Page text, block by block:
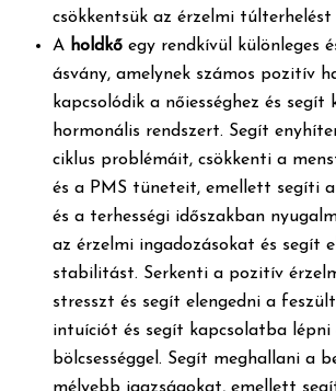
csökkentsük az érzelmi túlterhelést
A holdkő egy rendkívül különleges
ásvány, amelynek számos pozitív
kapcsolódik a nőiességhez és segít
hormonális rendszert. Segít
ciklus problémáit, csökkenti a
és a PMS tüneteit, emellett segíti
és a terhességi időszakban
az érzelmi ingadozásokat és segít
stabilitást. Serkenti a pozitív
stresszt és segít elengedni a
intuíciót és segít kapcsolatba lépni
bölcsességgel. Segít meghallani a